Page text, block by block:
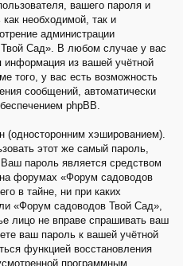
вашего пароля и
необходимой, так и
администрации
Сад». В любом случае у вас
информация из вашей учётной
того, у вас есть возможность
сообщений, автоматически
phpBB.
хэшированием).
этот же самый пароль,
пароль является средством
форумах «Форум садоводов
в тайне, ни при каких
«Форум садоводов Твой Сад»,
лицо не вправе спрашивать ваш
ваш пароль к вашей учётной
функцией восстановления
программным